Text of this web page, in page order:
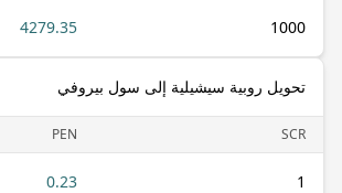
1000
4279.35
تحويل روبية سيشيلية إلى سول بيروفي
SCR
PEN
1
0.23